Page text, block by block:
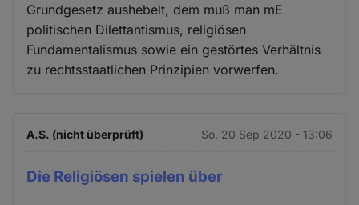
Grundgesetz aushebelt, dem muß man mE
politischen Dilettantismus, religiösen
Fundamentalismus sowie ein gestörtes Verhältnis
zu rechtsstaatlichen Prinzipien vorwerfen.
A.S. (nicht überprüft) So. 20 Sep 2020 - 13:06
Die Religiösen spielen über